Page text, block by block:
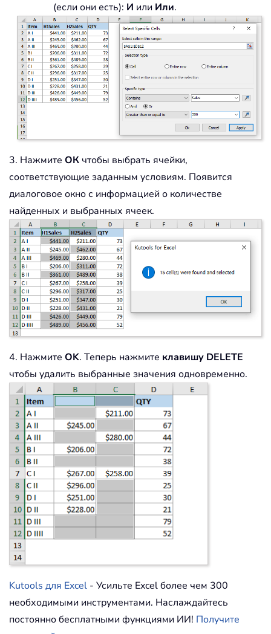
(если они есть): И или Или.
3. Нажмите ОК чтобы выбрать ячейки,
соответствующие заданным условиям. Появится
диалоговое окно с информацией о количестве
найденных и выбранных ячеек.
4. Нажмите OK. Теперь нажмите клавишу DELETE
чтобы удалить выбранные значения одновременно.
Kutools для Excel - Усильте Excel более чем 300
необходимыми инструментами. Наслаждайтесь
постоянно бесплатными функциями ИИ! Получите